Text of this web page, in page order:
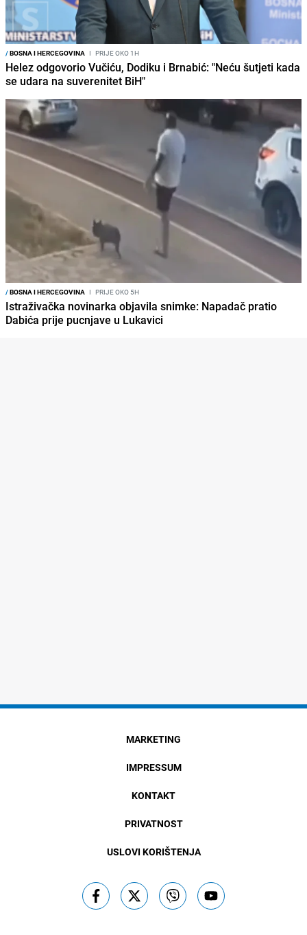
/BOSNA I HERCEGOVINA I PRIJE OKO 1H
Helez odgovorio Vučiću, Dodiku i Brnabić: "Neću šutjeti kada
se udara na suverenitet BiH"
/BOSNA I HERCEGOVINA I PRIJE OKO 5H
Istraživačka novinarka objavila snimke: Napadač pratio
Dabića prije pucnjave u Lukavici
MARKETING
IMPRESSUM
KONTAKT
PRIVATNOST
USLOVI KORIŠTENJA